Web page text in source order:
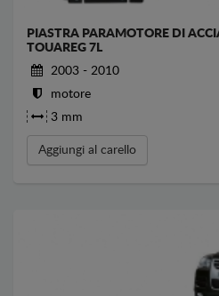
PIASTRA PARAMOTORE DI
TOUAREG 7L
2003 - 2010
motore
3 mm
Aggiungi al carello